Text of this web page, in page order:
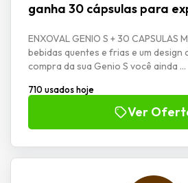
ganha 30 cápsulas para
ENXOVAL GENIO S + 30 CAPSULAS
bebidas quentes e frias e um design
compra da sua Genio S você ainda ...
710 usados hoje
Ver